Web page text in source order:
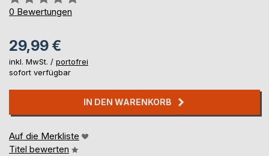
0%
0 Bewertungen
29,99 €
inkl. MwSt. / portofrei
sofort verfügbar
IN DEN WARENKORB
Auf die Merkliste
Titel bewerten